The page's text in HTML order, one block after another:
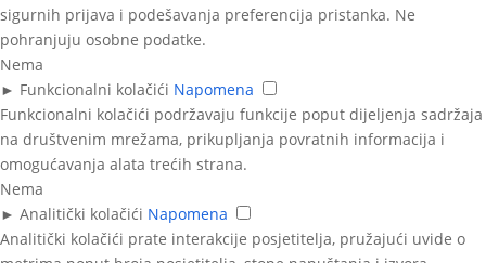
sigurnih prijava i podešavanja preferencija pristanka. Ne
pohranjuju osobne podatke.
Nema
► Funkcionalni kolačići Napomena
Funkcionalni kolačići podržavaju funkcije poput dijeljenja sadržaja
na društvenim mrežama, prikupljanja povratnih informacija i
omogućavanja alata trećih strana.
Nema
► Analitički kolačići Napomena
Analitički kolačići prate interakcije posjetitelja, pružajući uvide o